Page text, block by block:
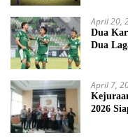
April 20,
Dua
Dua
April 7,
2026